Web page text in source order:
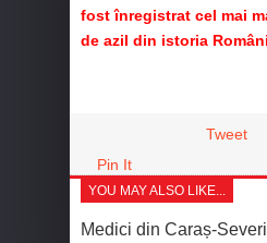
fost înregistrat cel mai
de azil din istoria
Tweet
Pin It
YOU MAY ALSO LIKE...
Medici din Caraș-